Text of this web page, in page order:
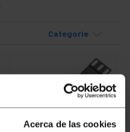
Acerca de las cookies
Categorie